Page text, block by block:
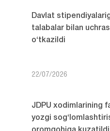
Davlat
talabalar bilan
o‘tkazildi
22/07/2026
JDPU xodimlarining
yozgi